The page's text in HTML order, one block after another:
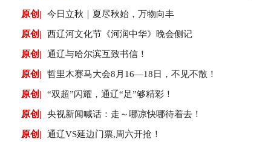
原创| 今日立秋｜夏尽秋始，万物向丰
原创| 西辽河文化节《河润中华》晚会侧记
原创| 通辽与哈尔滨互致书信！
原创| 哲里木赛马大会8月16—18日，不见不散！
原创| “双超”闪耀，通辽“足”够精彩！
原创| 央视新闻喊话：走～哪凉快哪待着去！
原创| 通辽VS延边门票,周六开抢！